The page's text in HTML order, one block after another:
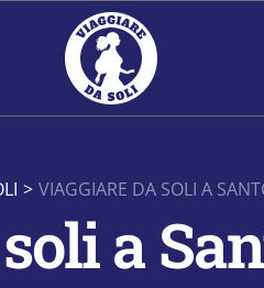
> VIAGGIARE DA SOLI A
a